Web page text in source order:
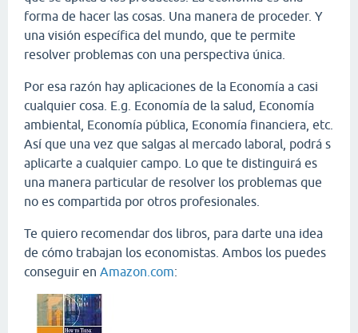
forma de hacer las cosas. Una manera de proceder. Y
una visión específica del mundo, que te permite
resolver problemas con una perspectiva única.
Por esa razón hay aplicaciones de la Economía a casi
cualquier cosa. E.g. Economía de la salud, Economía
ambiental, Economía pública, Economía financiera, etc.
Así que una vez que salgas al mercado laboral, podrá s
aplicarte a cualquier campo. Lo que te distinguirá es
una manera particular de resolver los problemas que
no es compartida por otros profesionales.
Te quiero recomendar dos libros, para darte una idea
de cómo trabajan los economistas. Ambos los puedes
conseguir en Amazon.com: